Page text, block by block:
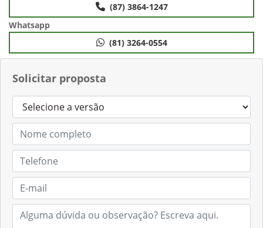
Solicitar proposta
(87) 3864-1247
Whatsapp
(81) 3264-0554